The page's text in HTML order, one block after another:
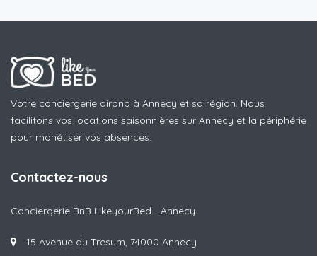
Votre conciergerie airbnb à Annecy et sa région. Nous
facilitons vos locations saisonnières sur Annecy et la périphérie
pour monétiser vos absences.
Contactez-nous
Conciergerie BnB LikeyourBed - Annecy
15 Avenue du Tresum, 74000 Annecy